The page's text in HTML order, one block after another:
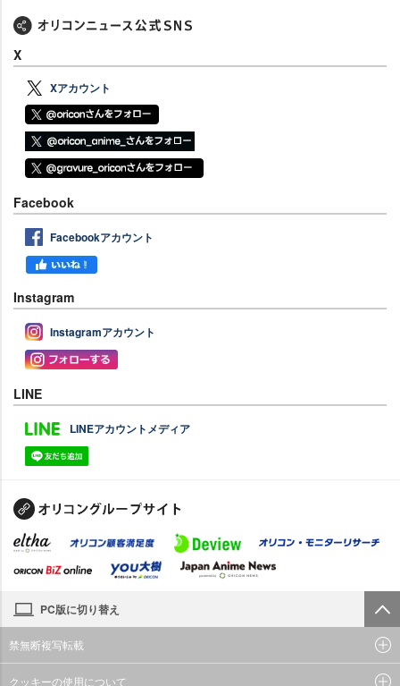
X
Xアカウント
Facebook
Facebookアカウント
Instagram
Instagramアカウント
LINE
LINEアカウントメディア
PC版に切り替え
禁無断複写転載
クッキーの使用について